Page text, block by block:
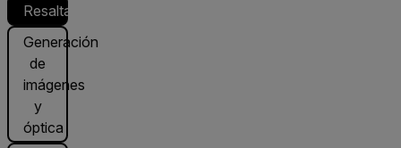
Resaltado
Generación
de
imágenes
y
óptica